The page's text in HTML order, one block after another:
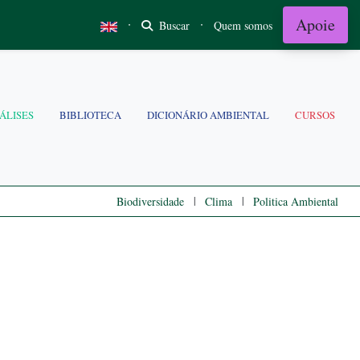
· Buscar · Quem somos Apoie
BIBLIOTECA DICIONÁRIO AMBIENTAL CURSOS
Biodiversidade | Clima | Politica Ambiental